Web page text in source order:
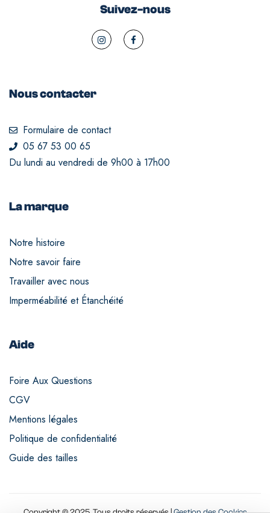
Suivez-nous
Nous contacter
Formulaire de contact
05 67 53 00 65
Du lundi au vendredi de 9h00 à 17h00
La marque
Notre histoire
Notre savoir faire
Travailler avec nous
Imperméabilité et Étanchéité
Aide
Foire Aux Questions
CGV
Mentions légales
Politique de confidentialité
Guide des tailles